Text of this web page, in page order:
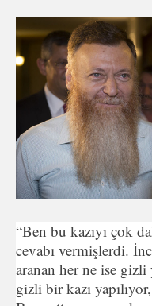
“Ben bu kazıyı çok
cevabı vermişlerdi.
aranan her ne ise
gizli bir kazı